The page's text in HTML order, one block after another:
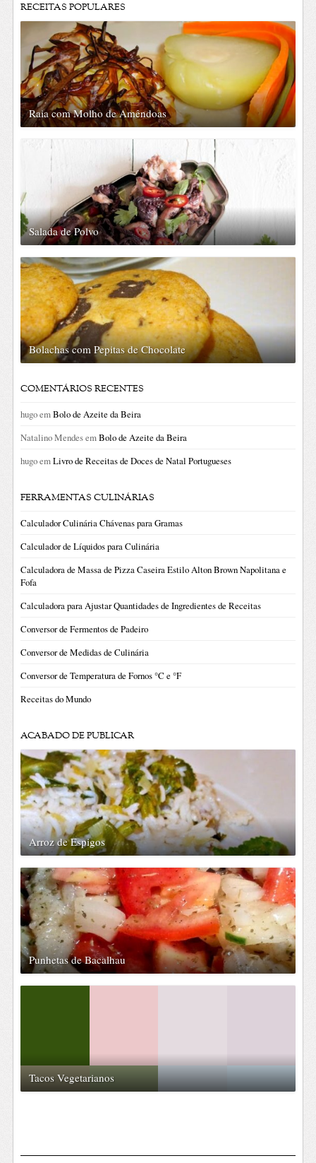
RECEITAS POPULARES
Raia com Molho de Amêndoas
Salada de Polvo
Bolachas com Pepitas de Chocolate
COMENTÁRIOS RECENTES
hugoemBolo de Azeite da Beira
Natalino MendesemBolo de Azeite da Beira
hugoemLivro de Receitas de Doces de Natal Portugueses
FERRAMENTAS CULINÁRIAS
Calculador Culinária Chávenas para Gramas
Calculador de Líquidos para Culinária
Calculadora de Massa de Pizza Caseira Estilo Alton Brown Napolitana e
Fofa
Calculadora para Ajustar Quantidades de Ingredientes de Receitas
Conversor de Fermentos de Padeiro
Conversor de Medidas de Culinária
Conversor de Temperatura de Fornos °C e °F
Receitas do Mundo
ACABADO DE PUBLICAR
Arroz de Espigos
Punhetas de Bacalhau
Tacos Vegetarianos